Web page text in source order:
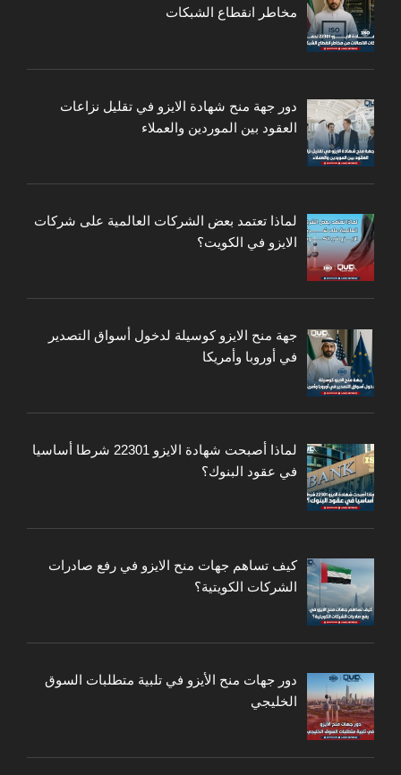
مخاطر انقطاع الشبكات
دور جهة منح شهادة الايزو في تقليل نزاعات
العقود بين الموردين والعملاء
لماذا تعتمد بعض الشركات العالمية على شركات
الايزو في الكويت؟
جهة منح الايزو كوسيلة لدخول أسواق التصدير
في أوروبا وأمريكا
لماذا أصبحت شهادة الايزو 22301 شرطا أساسيا
في عقود البنوك؟
كيف تساهم جهات منح الايزو في رفع صادرات
الشركات الكويتية؟
دور جهات منح الأيزو في تلبية متطلبات السوق
الخليجي